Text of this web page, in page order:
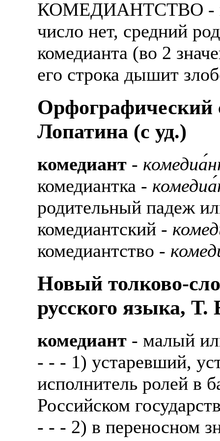
Также смотрите
отправке в другие
А также
рабочий,
стикеровщик.
# работа за границей
# работа за рубежом
# трудоустройство за
# трудоустройство за
В таких банках, как
Промсвязьбанк,
А также в компаниях:
СДЭК, ПЭК и т.д.
консультирование,
КОМЕДИАНТСТВО -
число нет, средний
комедианта (во 2
его строка дышит
Орфографический
Лопатина (c уд.)
комедиант -
комедиантка -
родительный падеж
комедиантский -
комедиантство -
Новый толково-
русского языка,
комедиант - малый
- - - 1) устаревший,
исполнитель ролей в
Российском
- - - 2) в переносном